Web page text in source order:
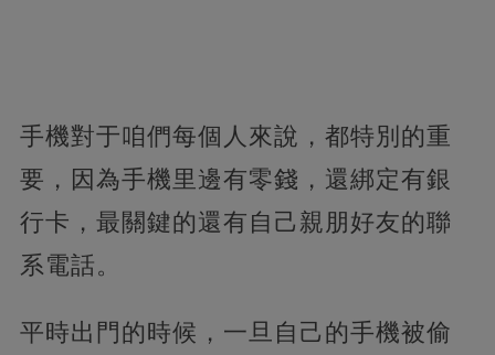
手機對于咱們每個人來說，都特別的重
要，因為手機里邊有零錢，還綁定有銀
行卡，最關鍵的還有自己親朋好友的聯
系電話。
平時出門的時候，一旦自己的手機被偷